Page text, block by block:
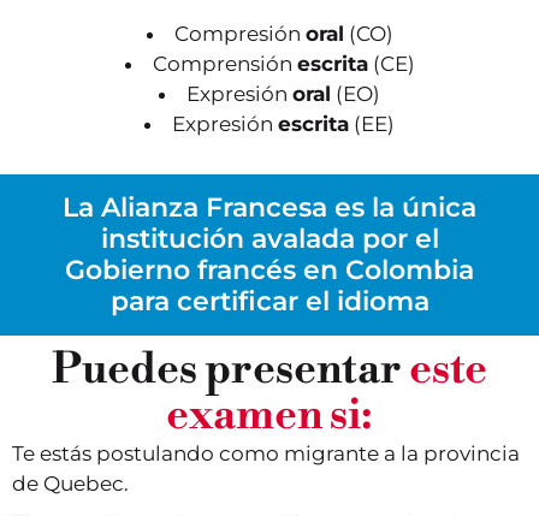
Compresión oral (CO)
Comprensión escrita(CE)
Expresión oral (EO)
Expresión escrita (EE)
La Alianza Francesa es la única
institución avalada por el
Gobierno francés en Colombia
para certificar el idioma
Puedes presentareste
examen si:
Te estás postulando como migrante a la provincia
de Quebec.